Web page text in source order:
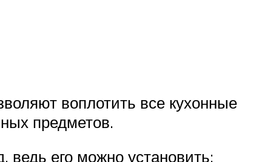
воплотить все кухонные
предметов.
ведь его можно установить: